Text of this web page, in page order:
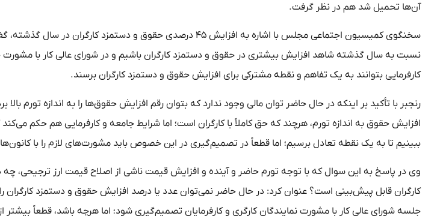
آن‌ها تحمیل شد هم در نظر گرفت.
سخنگوی کمیسیون اجتماعی مجلس با اشاره به افزایش ۴۵ درصدی حقوق و دستمزد
نسبت به سال گذشته شاهد افزایش بیشتری در حقوق و دستمزد کارگران باشیم و در شورای عالی کار با مشورت
کارفرمایی بتوانند به یک تفاهم و نقطه مشترکی برای افزایش حقوق و دستمزد کارگران برسند.
رنجبر با تأکید بر اینکه در حال حاضر توان مالی وجود ندارد که بتوان رقم افزایش حقوق‌ها را به اندازه تورم
ببینیم تا به یک نقطه تعادل برسیم؛ اما قطعاً در تصمیم‌گیری در این خصوص باید مشورت‌های لازم را با
وی در پاسخ به این سوال که با توجه تورم حاضر و آینده و افزایش قیمت ناشی از اصلاح قیمت ارز ترجیحی،
کارگران قابل پیش‌بینی است؟ عنوان کرد: در حال حاضر نمی‌توان عدد یا درصد افزایش حقوق و دستمزد کارگران را
جلسه شورای عالی کار با مشورت نمایندگان کارگری و کارفرمایان تصمیم‌گیری شود؛ اما هرچه باشد، قطعاً